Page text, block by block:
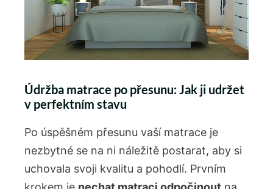
Údržba matrace po přesunu: Jak ji udržet
v perfektním stavu
Po úspěšném přesunu vaší matrace je
nezbytné se na ni náležitě postarat, aby si
uchovala svoji kvalitu a pohodlí. Prvním